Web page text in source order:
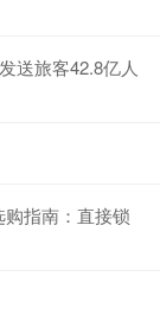
送旅客42.8亿人
购指南：直接锁